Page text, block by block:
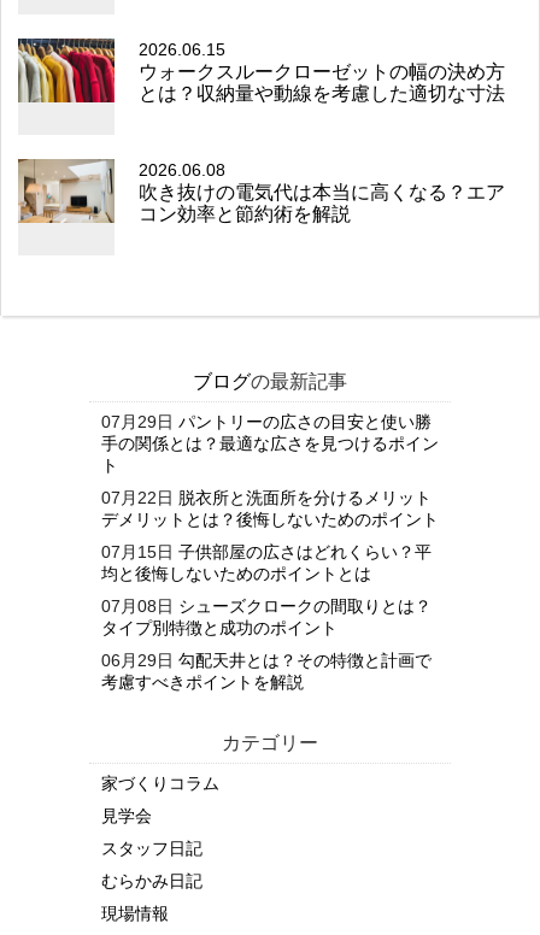
2026.06.15
ウォークスルークローゼットの幅の決め方
とは？収納量や動線を考慮した適切な寸法
2026.06.08
吹き抜けの電気代は本当に高くなる？エア
コン効率と節約術を解説
ブログの最新記事
07月29日 パントリーの広さの目安と使い勝
手の関係とは？最適な広さを見つけるポイン
ト
07月22日 脱衣所と洗面所を分けるメリット
デメリットとは？後悔しないためのポイント
07月15日 子供部屋の広さはどれくらい？平
均と後悔しないためのポイントとは
07月08日 シューズクロークの間取りとは？
タイプ別特徴と成功のポイント
06月29日 勾配天井とは？その特徴と計画で
考慮すべきポイントを解説
カテゴリー
家づくりコラム
見学会
スタッフ日記
むらかみ日記
現場情報